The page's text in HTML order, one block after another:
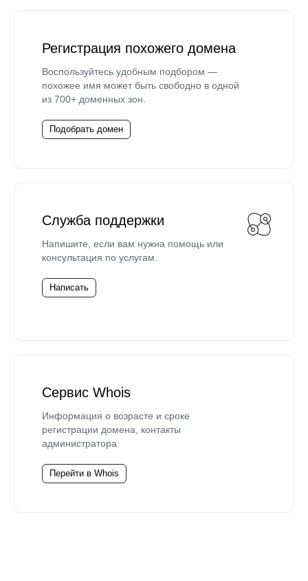
Регистрация похожего домена
Воспользуйтесь удобным подбором —
похожее имя может быть свободно в одной
из 700+ доменных зон.
Подобрать домен
Служба поддержки
Напишите, если вам нужна помощь или
консультация по услугам.
Написать
Сервис Whois
Информация о возрасте и сроке
регистрации домена, контакты
администратора.
Перейти в Whois